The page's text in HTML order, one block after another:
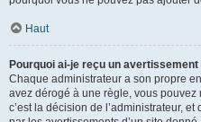
Haut
Pourquoi ai-je reçu un avertissement
Chaque administrateur a son propre
avez dérogé à une règle, vous
c’est la décision de l’administrateur,